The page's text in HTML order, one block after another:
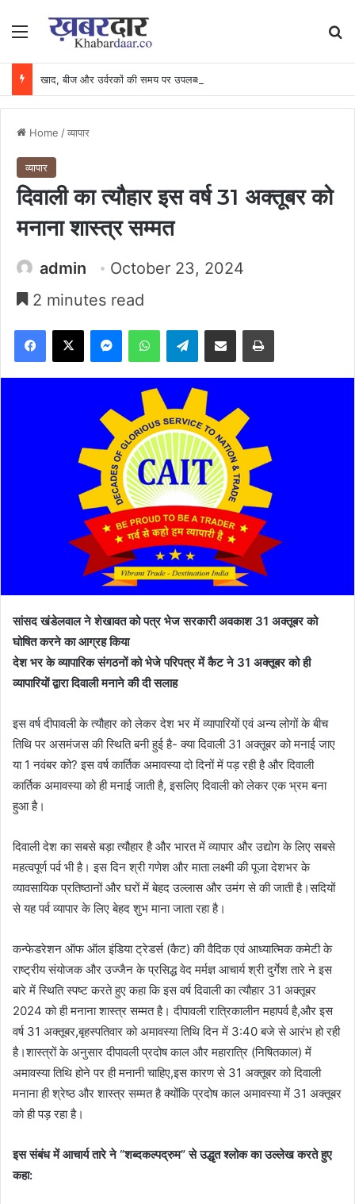
Menu
Home /व्यापार
व्यापार
दिवाली का त्यौहार इस वर्ष 31 अक्तूबर को
मनाना शास्त्र सम्मत
admin
October 23, 2024
2 minutes read
Facebook
X MessengerWhatsAppTelegramShare via Email Print
सांसद खंडेलवाल ने शेखावत को पत्र भेज सरकारी अवकाश 31 अक्तूबर को
घोषित करने का आग्रह किया
देश भर के व्यापारिक संगठनों को भेजे परिपत्र में कैट ने 31 अक्तूबर को ही
व्यापारियों द्वारा दिवाली मनाने की दी सलाह
इस वर्ष दीपावली के त्यौहार को लेकर देश भर में व्यापारियों एवं अन्य लोगों के बीच
तिथि पर असमंजस की स्थिति बनी हुई है- क्या दिवाली 31 अक्तूबर को मनाई जाए
या 1 नवंबर को? इस वर्ष कार्तिक अमावस्या दो दिनों में पड़ रही है और दिवाली
कार्तिक अमावस्या को ही मनाई जाती है, इसलिए दिवाली को लेकर एक भ्रम बना
हुआ है।
दिवाली देश का सबसे बड़ा त्यौहार है और भारत में व्यापार और उद्योग के लिए सबसे
महत्वपूर्ण पर्व भी है। इस दिन श्री गणेश और माता लक्ष्मी की पूजा देशभर के
व्यावसायिक प्रतिष्ठानों और घरों में बेहद उल्लास और उमंग से की जाती है।सदियों
से यह पर्व व्यापार के लिए बेहद शुभ माना जाता रहा है।
कन्फेडरेशन ऑफ ऑल इंडिया ट्रेडर्स (कैट) की वैदिक एवं आध्यात्मिक कमेटी के
राष्ट्रीय संयोजक और उज्जैन के प्रसिद्ध वेद मर्मज्ञ आचार्य श्री दुर्गेश तारे ने इस
बारे में स्थिति स्पष्ट करते हुए कहा कि इस वर्ष दिवाली का त्यौहार 31 अक्तूबर
2024 को ही मनाना शास्त्र सम्मत है। दीपावली रात्रिकालीन महापर्व है,और इस
वर्ष 31 अक्तूबर,बृहस्पतिवार को अमावस्या तिथि दिन में 3:40 बजे से आरंभ हो रही
है।शास्त्रों के अनुसार दीपावली प्रदोष काल और महारात्रि (निषितकाल) में
अमावस्या तिथि होने पर ही मनानी चाहिए,इस कारण से 31 अक्तूबर को दिवाली
मनाना ही श्रेष्ठ और शास्त्र सम्मत है क्योंकि प्रदोष काल अमावस्या में 31 अक्तूबर
को ही पड़ रहा है।
इस संबंध में आचार्य तारे ने “शब्दकल्पद्रुम” से उद्धृत श्लोक का उल्लेख करते हुए
कहा: